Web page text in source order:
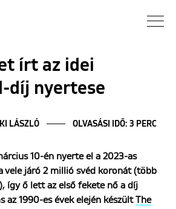
Hírek
Galéria
Interjú
Esszé
Blog
írt az idei
díj nyertese
LÁSZLÓ OLVASÁSI IDŐ: 3 PERC
10-én nyerte el a 2023-as
vele járó 2 millió svéd koronát (több
így ő lett az első fekete nő a díj
az 1990-es évek elején készültThe